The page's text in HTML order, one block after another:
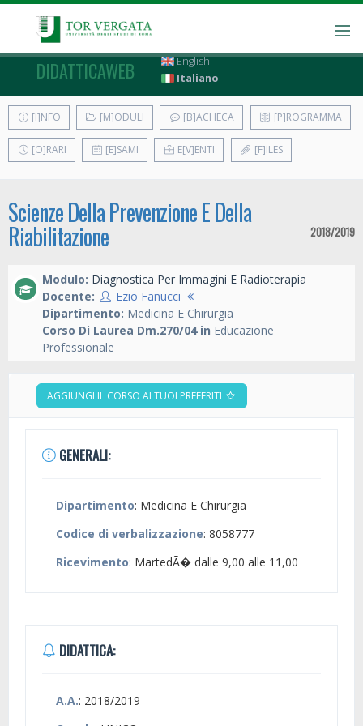
DIDATTICAWEB
English
Italiano
[I]NFO [M]ODULI [B]ACHECA [P]ROGRAMMA
[O]RARI [E]SAMI E[V]ENTI [F]ILES
Scienze Della Prevenzione E Della
Riabilitazione 2018/2019
Modulo: Diagnostica Per Immagini E Radioterapia
Docente:
Ezio Fanucci
Dipartimento: Medicina E Chirurgia
Corso Di Laurea Dm.270/04 in Educazione
Professionale
AGGIUNGI IL CORSO AI TUOI PREFERITI
GENERALI:
Dipartimento: Medicina E Chirurgia
Codice di verbalizzazione: 8058777
Ricevimento: MartedÃ� dalle 9,00 alle 11,00
DIDATTICA:
A.A.: 2018/2019